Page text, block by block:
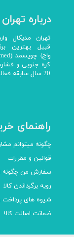
درباره
تهران مدیکال
قبیل بهترین
20 سال سابقه فعالیت در واردات و توزیع انواع تجهیزات پزشکی
راهنمای
چگونه میتوانم
قوانین و مقررات
سفارش من چگونه
رویه برگرداندن کالا
شیوه های پرداخت
ضمانت اصالت کالا